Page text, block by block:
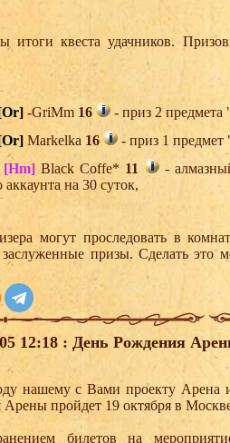
итоги квеста удачников.
-GriMm 16
- приз 2 предмета
Markelka 16
- приз 1 предмет
[Hm]Black Coffe* 11
-
аккаунта на 30 суток,
могут проследовать в
заслуженные призы. Сделать это
12:18 : День Рождения
нашему с Вами проекту Арена
пройдет 19 октября в
билетов на